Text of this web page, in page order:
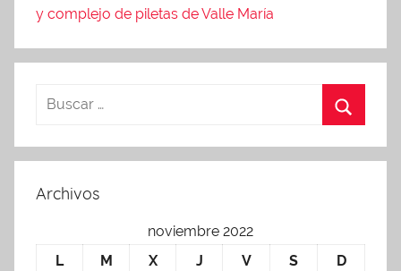
y complejo de piletas de Valle María
Archivos
noviembre 2022
L
M X J V S
D